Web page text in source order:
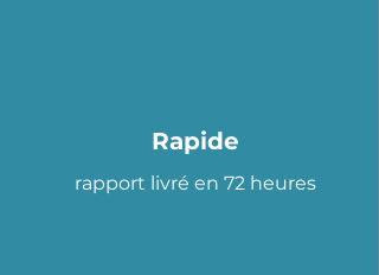
Rapide
rapport livré en 72 heures